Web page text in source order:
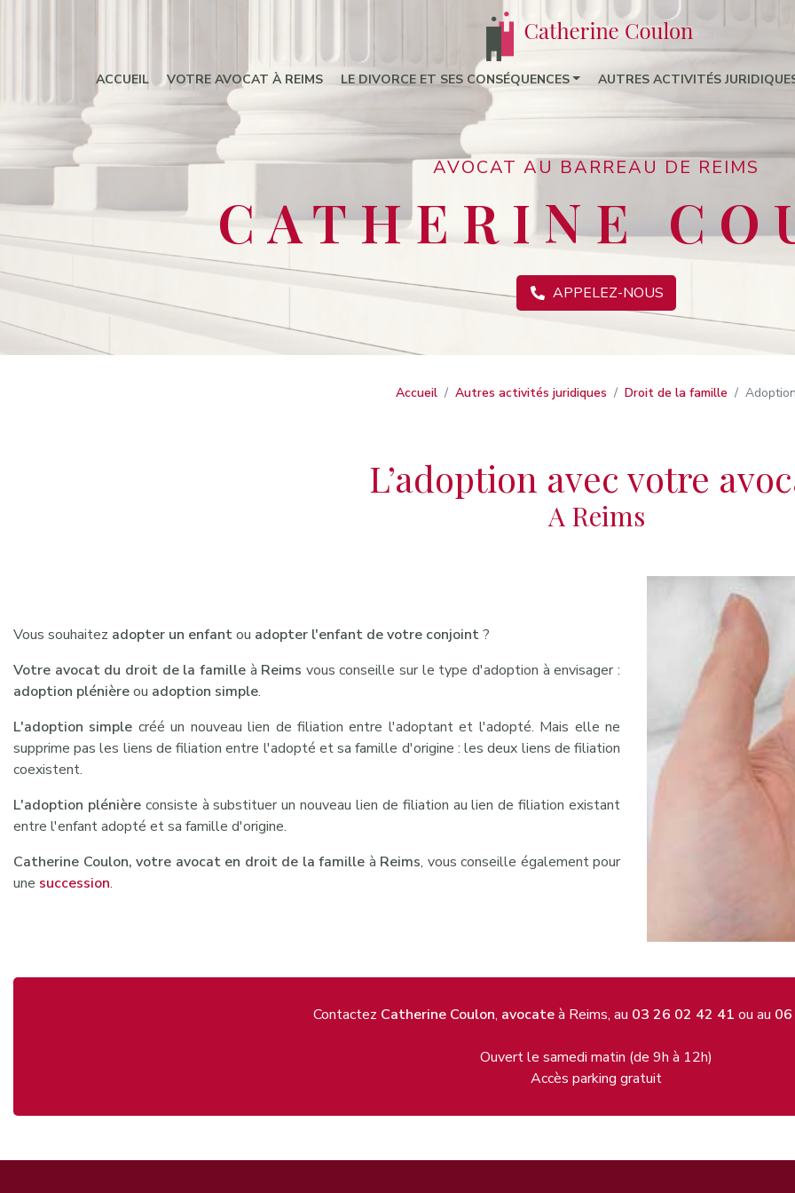
ACCUEIL VOTRE AVOCAT À REIMS LE DIVORCE ET SES CONSÉQUENCES AUTRES ACTIVITÉS
AVOCAT AU BARREAU DE REIMS
CATHERINE
APPELEZ-NOUS
Accueil Autres activités juridiques Droit de la famille
L’adoption avec votre
A Reims
Vous souhaitez adopter un enfantou adopter l'enfant de votre conjoint?
Votre avocat du droit de la familleà Reims vous conseille sur le type d'adoption à envisager :
adoption plénièreou adoption simple.
L'adoption simple créé un nouveau lien de filiation entre l'adoptant et l'adopté. Mais elle ne
supprime pas les liens de filiation entre l'adopté et sa famille d'origine : les deux liens de filiation
coexistent.
L'adoption plénièreconsiste à substituer un nouveau lien de filiation au lien de filiation existant
entre l'enfant adopté et sa famille d'origine.
Catherine Coulon, votre avocat en droit de la famille à Reims, vous conseille également pour
une succession.
Contactez Catherine Coulon, avocateà Reims, au 03 26 02 42 41 ou au
Ouvert le samedi matin (de 9h à 12h)
Accès parking gratuit